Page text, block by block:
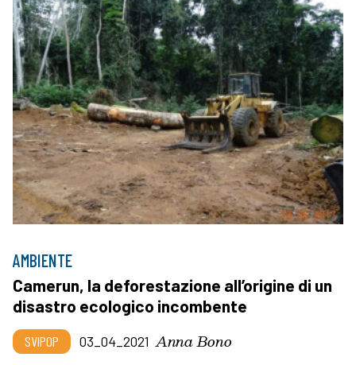
AMBIENTE
Camerun, la deforestazione all’origine di un
disastro ecologico incombente
SVIPOP 03_04_2021 Anna Bono